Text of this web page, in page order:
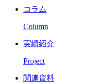
コラム
Column
実績紹介
Project
関連資料